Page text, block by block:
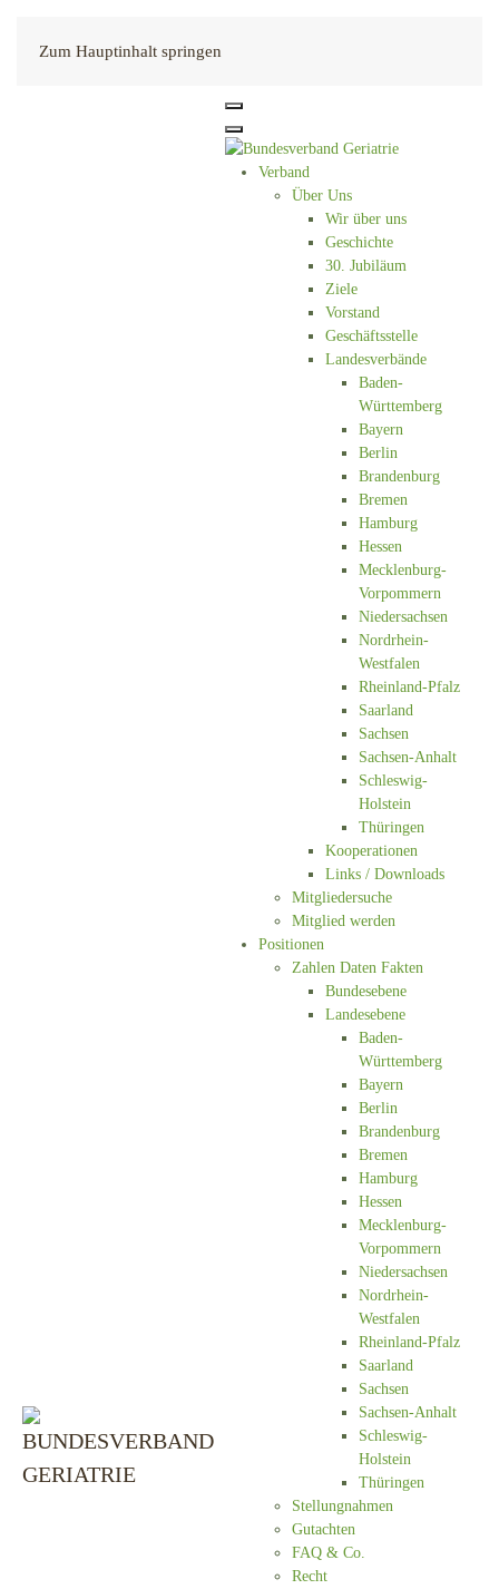
Zum Hauptinhalt springen
Verband
Über Uns
Wir über uns
Geschichte
30. Jubiläum
Ziele
Vorstand
Geschäftsstelle
Landesverbände
Baden-
Württemberg
Bayern
Berlin
Brandenburg
Bremen
Hamburg
Hessen
Mecklenburg-
Vorpommern
Niedersachsen
Nordrhein-
Westfalen
Rheinland-Pfalz
Saarland
Sachsen
Sachsen-Anhalt
Schleswig-
Holstein
Thüringen
Kooperationen
Links / Downloads
Mitgliedersuche
Mitglied werden
Positionen
Zahlen Daten Fakten
Bundesebene
Landesebene
Baden-
Württemberg
Bayern
Berlin
Brandenburg
Bremen
Hamburg
Hessen
Mecklenburg-
Vorpommern
Niedersachsen
Nordrhein-
Westfalen
Rheinland-Pfalz
Saarland
Sachsen
Sachsen-Anhalt
Schleswig-
Holstein
Thüringen
Stellungnahmen
Gutachten
FAQ & Co.
Recht